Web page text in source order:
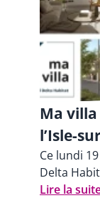
Ma
l’Isle-
Ce lundi
Delta
Lire la